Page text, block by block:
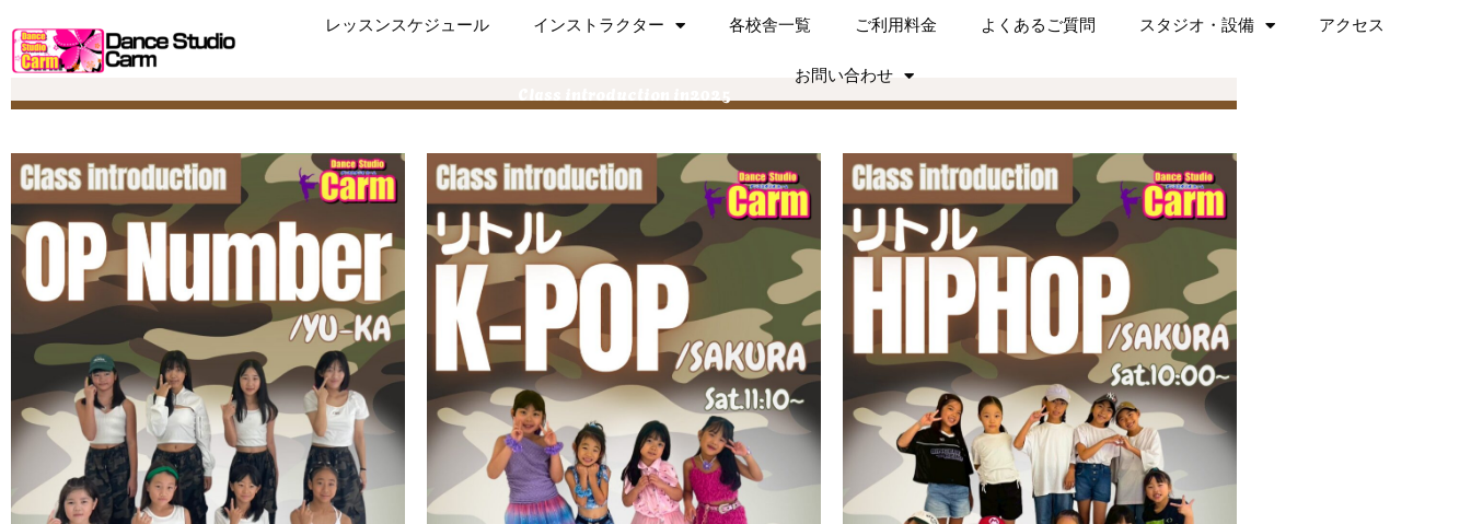
レッスンスケジュール インストラクター 各校舎一覧 ご利用料金 よくあるご質問 スタジオ・設備 アクセス
お問い合わせ